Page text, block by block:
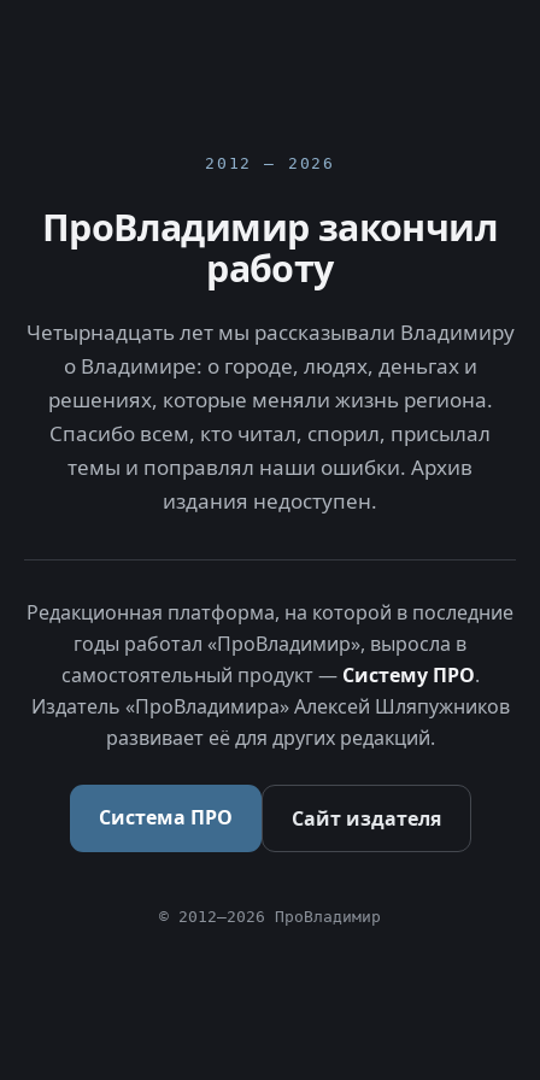
2012 — 2026
ПроВладимир закончил
работу
Четырнадцать лет мы рассказывали Владимиру
о Владимире: о городе, людях, деньгах и
решениях, которые меняли жизнь региона.
Спасибо всем, кто читал, спорил, присылал
темы и поправлял наши ошибки. Архив
издания недоступен.
Редакционная платформа, на которой в последние
годы работал «ПроВладимир», выросла в
самостоятельный продукт — Систему ПРО.
Издатель «ПроВладимира» Алексей Шляпужников
развивает её для других редакций.
Система ПРО Сайт издателя
© 2012–2026 ПроВладимир